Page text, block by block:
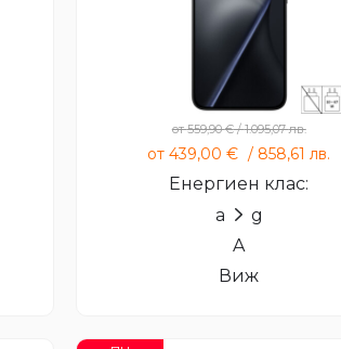
Xiaomi 15T
от559,90€/1.095,07лв.
от439,00€ / 858,61лв.
Енергиен клас:
a
g
A
Виж